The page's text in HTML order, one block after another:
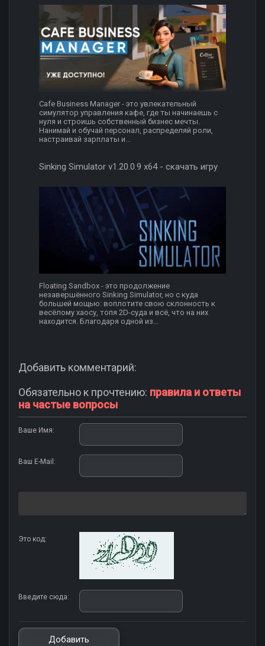
Cafe Business Manager - это увлекательный
симулятор управления кафе, где ты начинаешь с
нуля и строишь собственный бизнес мечты.
Нанимай и обучай персонал, распределяй роли,
настраивай зарплаты и...
Sinking Simulator v1.20.0.9 x64 - скачать игру
Floating Sandbox - это продолжение
незавершённого Sinking Simulator, но с куда
большей мощью: воплотите свою склонность к
весёлому хаосу, топя 2D-суда и всё, что на них
находится. Благодаря одной из...
Добавить комментарий:
Обязательно к прочтению: правила и ответы
на частые вопросы
Ваше Имя:
Ваш E-Mail:
Это код:
Введите сюда: